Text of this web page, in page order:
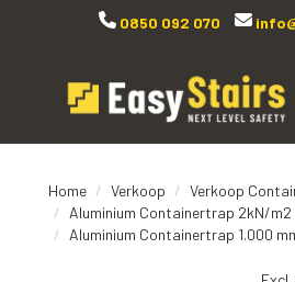
0850 092 070
Home Verkoop
Verkoop
Aluminium Containertrap 2kN/m2
Aluminium Containertrap 1.000